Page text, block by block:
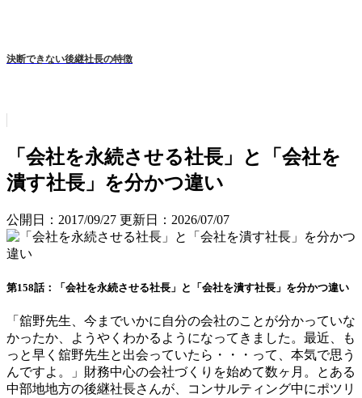
決断できない後継社長の特徴
「会社を永続させる社長」と「会社を
潰す社長」を分かつ違い
公開日：2017/09/27 更新日：2026/07/07
第158話：「会社を永続させる社長」と「会社を潰す社長」を分かつ違い
「舘野先生、今までいかに自分の会社のことが分かっていな
かったか、ようやくわかるようになってきました。最近、も
っと早く舘野先生と出会っていたら・・・って、本気で思う
んですよ。」財務中心の会社づくりを始めて数ヶ月。とある
中部地地方の後継社長さんが、コンサルティング中にポツリ